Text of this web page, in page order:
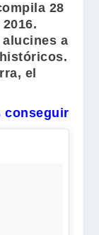
28
a
el
conseguir